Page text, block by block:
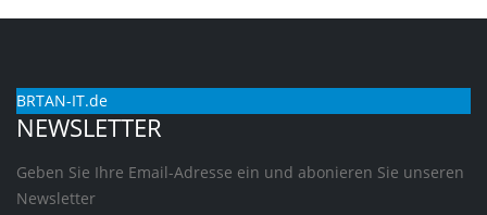
BRTAN-IT.de
NEWSLETTER
Geben Sie Ihre Email-Adresse ein und abonieren Sie unseren
Newsletter